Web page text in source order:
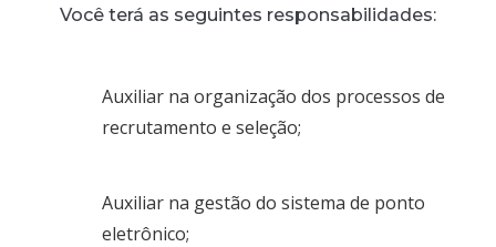
Você terá as seguintes responsabilidades:
Auxiliar na organização dos processos de
recrutamento e seleção;
Auxiliar na gestão do sistema de ponto
eletrônico;